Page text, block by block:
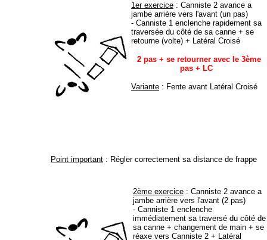
1er exercice : Canniste 2 avance a
jambe arrière vers l'avant (un pas)
- Canniste 1 enclenche rapidement sa
traversée du côté de sa canne + se
retourne (volte) + Latéral Croisé
2 pas + se retourner avec le 3ème
pas + LC
Variante : Fente avant Latéral Croisé
Point important : Régler correctement sa distance de frappe
2ème exercice : Canniste 2 avance a
jambe arrière vers l'avant (2 pas)
- Canniste 1 enclenche
immédiatement sa traversé du côté de
sa canne + changement de main + se
réaxe vers Canniste 2 + Latéral